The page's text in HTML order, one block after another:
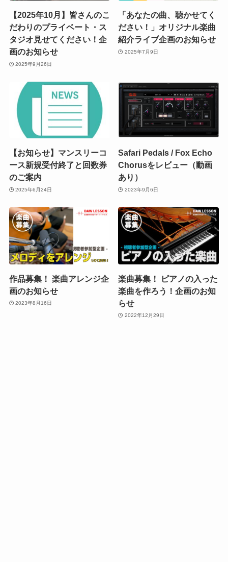
【2025年10月】皆さんのこ
だわりのプライベート・ス
タジオ見せてください！企
画のお知らせ
2025年9月26日
「あなたの曲、聴かせてく
ださい！」オリジナル楽曲
紹介ライブ企画のお知らせ
2025年7月9日
【お知らせ】マンスリーコ
ース新規受付終了と回数券
のご案内
2025年6月24日
Safari Pedals / Fox Echo
Chorusをレビュー（動画
あり）
2023年9月6日
作品募集！ 楽曲アレンジ企
画のお知らせ
2023年8月16日
楽曲募集！ ピアノの入った
楽曲を作ろう！企画のお知
らせ
2022年12月29日